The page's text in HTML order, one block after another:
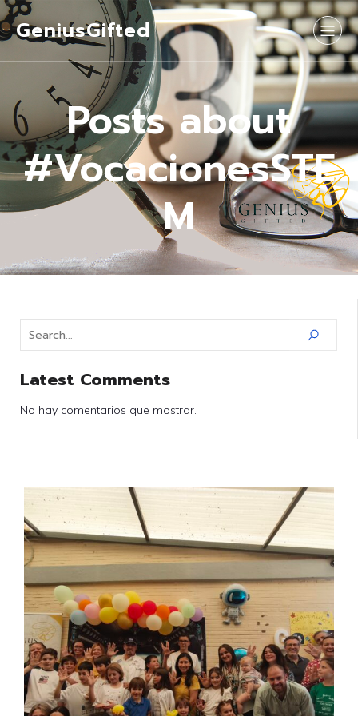
GeniusGifted
Posts about
#VocacionesSTE
M
Latest Comments
No hay comentarios que mostrar.